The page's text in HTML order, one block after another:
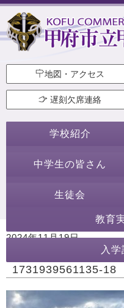
地図・アクセス
遅刻欠席連絡
学校紹介
中学生の皆さん
生徒会
教育
入
2024年11月19日
1731939561135-18